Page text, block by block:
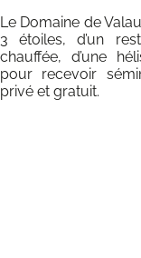
Le Domaine de
3 étoiles, d’un
chauffée, d’une
pour recevoir
privé et gratuit.